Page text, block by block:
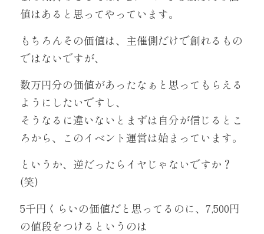
値はあると思ってやっています。
もちろんその価値は、主催側だけで創れるもの
ではないですが、
数万円分の価値があったなぁと思ってもらえる
ようにしたいですし、
そうなるに違いないとまずは自分が信じるとこ
ろから、このイベント運営は始まっています。
というか、逆だったらイヤじゃないですか？
(笑)
5千円くらいの価値だと思ってるのに、7,500円
の値段をつけるというのは